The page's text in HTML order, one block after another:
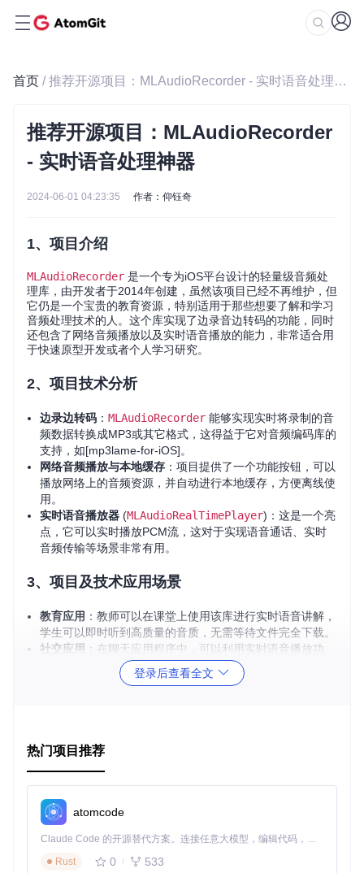
首页 / 推荐开源项目：MLAudioRecorder - 实时语音处理神器
推荐开源项目：MLAudioRecorder
- 实时语音处理神器
2024-06-01 04:23:35 作者：仰钰奇
1、项目介绍
MLAudioRecorder 是一个专为iOS平台设计的轻量级音频处
理库，由开发者于2014年创建，虽然该项目已经不再维护，但
它仍是一个宝贵的教育资源，特别适用于那些想要了解和学习
音频处理技术的人。这个库实现了边录音边转码的功能，同时
还包含了网络音频播放以及实时语音播放的能力，非常适合用
于快速原型开发或者个人学习研究。
2、项目技术分析
边录边转码 ： MLAudioRecorder 能够实现实时将录制的音
频数据转换成MP3或其它格式，这得益于它对音频编码库的
支持，如[mp3lame-for-iOS]。
网络音频播放与本地缓存 ：项目提供了一个功能按钮，可以
播放网络上的音频资源，并自动进行本地缓存，方便离线使
用。
实时语音播放器 (MLAudioRealTimePlayer)：这是一个亮
点，它可以实时播放PCM流，这对于实现语音通话、实时
音频传输等场景非常有用。
3、项目及技术应用场景
教育应用 ：教师可以在课堂上使用该库进行实时语音讲解，
学生可以即时听到高质量的音质，无需等待文件完全下载。
社交应用 ：在聊天应用程序中，可以利用实时语音播放功
能，实现快速、流畅的语音消息发送和接收体验。
：学习音频处理的学生或开发者可以借此理解
易学易用
码结构清晰，注释详尽，便于理解和学习。
看到实际效果。
兼容性广
：尽管项目较老，但其对armv64的支持意味着它
登录后查看全文
热门项目推荐
atomcode
Claude Code 的开源替代方案。连接任意大模型，编辑代码，运行命令，自动验证 — 全自动执行。用 Rust 构建，极致性能。 ｜ An open-source alternative to Claude Code. Connect any LLM, edit code, run commands, and verify changes — autonomously. Built in Rust for speed. Get Started
Rust
0 533